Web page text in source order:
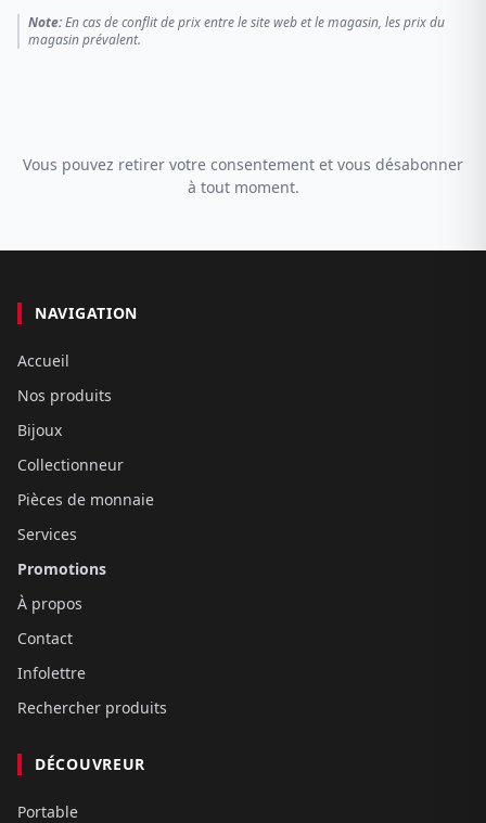
Note:En cas de conflit de prix entre le site web et le magasin, les prix du
magasin prévalent.
Vous pouvez retirer votre consentement et vous désabonner
à tout moment.
NAVIGATION
Accueil
Nos produits
Bijoux
Collectionneur
Pièces de monnaie
Services
Promotions
À propos
Contact
Infolettre
Rechercher produits
DÉCOUVREUR
Portable